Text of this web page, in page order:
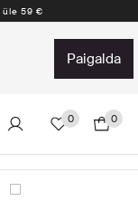
paigalda
0 0